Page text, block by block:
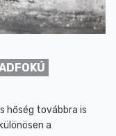
hőség továbbra is
a